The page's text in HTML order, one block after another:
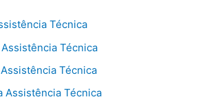
pTécnica
Técnica
Técnica
Assistência Técnica